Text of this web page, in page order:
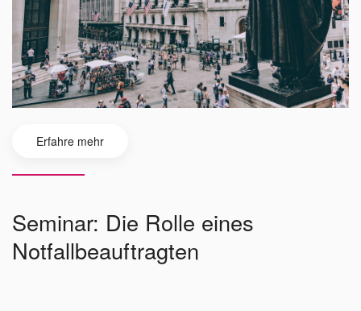
Erfahre mehr
Seminar: Die Rolle eines
Notfallbeauftragten